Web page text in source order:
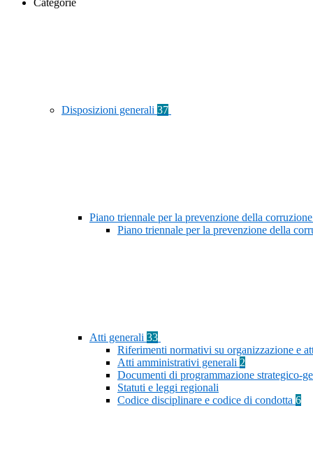
Categorie
Disposizioni generali 37
Piano triennale per la prevenzione della
Piano triennale per la prevenzione della
Atti generali 33
Riferimenti normativi su organizzazione e
Atti amministrativi generali 2
Documenti di programmazione strategico-
Statuti e leggi regionali
Codice disciplinare e codice di condotta 6